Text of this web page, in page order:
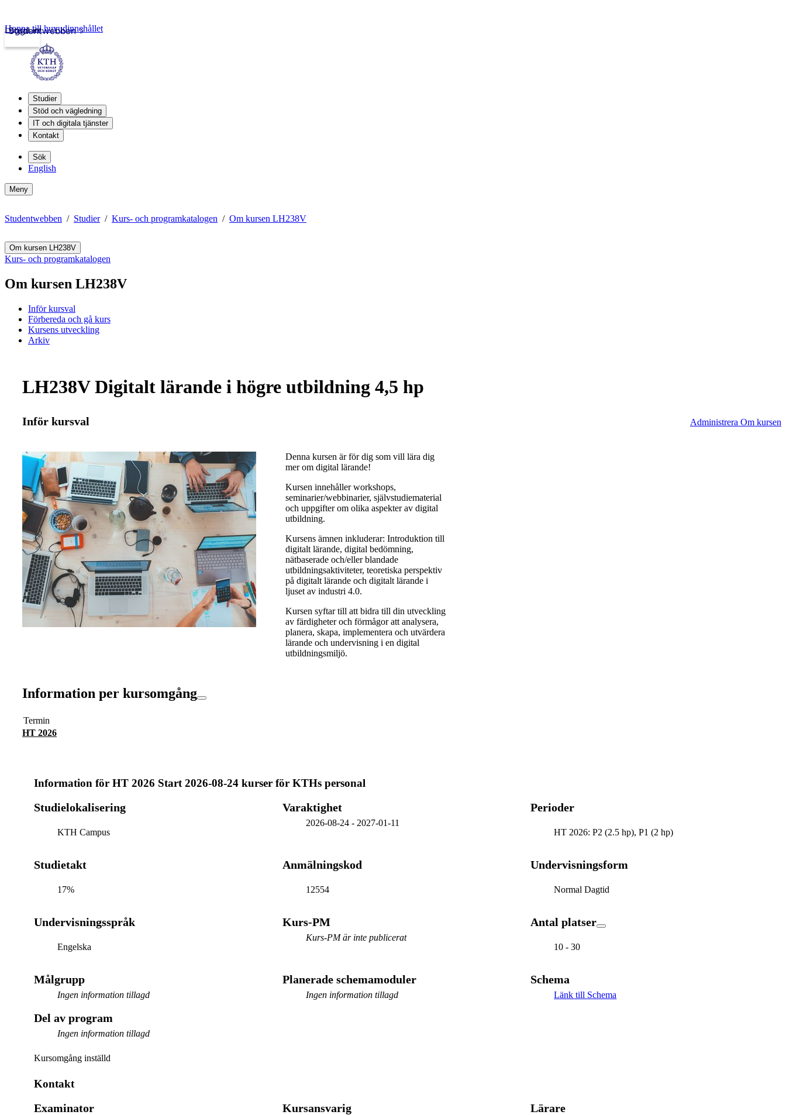
Studentwebben
Logga in
Hoppa till huvudinnehållet
Studier
Stöd och vägledning
IT och digitala tjänster
Kontakt
Sök
English
Meny
Studentwebben Studier Kurs- och programkatalogen Om kursen LH238V
Om kursen LH238V
Kurs- och programkatalogen
Om kursen LH238V
Inför kursval
Förbereda och gå kurs
Kursens utveckling
Arkiv
LH238V Digitalt lärande i högre utbildning 4,5 hp
Inför kursval Administrera Om kursen
Denna kursen är för dig som vill lära dig
mer om digital lärande!
Kursen innehåller workshops,
seminarier/webbinarier, självstudiematerial
och uppgifter om olika aspekter av digital
utbildning.
Kursens ämnen inkluderar: Introduktion till
digitalt lärande, digital bedömning,
nätbaserade och/eller blandade
utbildningsaktiviteter, teoretiska perspektiv
på digitalt lärande och digitalt lärande i
ljuset av industri 4.0.
Kursen syftar till att bidra till din utveckling
av färdigheter och förmågor att analysera,
planera, skapa, implementera och utvärdera
lärande och undervisning i en digital
utbildningsmiljö.
Information per kursomgång
Termin
HT 2026
Information för HT 2026 Start 2026-08-24 kurser för KTHs personal
Studielokalisering
KTH Campus
Varaktighet
2026-08-24- 2027-01-11
Perioder
HT 2026: P2 (2.5 hp), P1 (2 hp)
Studietakt
17%
Anmälningskod
12554
Undervisningsform
Normal Dagtid
Undervisningsspråk
Engelska
Kurs-PM
Kurs-PM är inte publicerat
Antal platser
10 - 30
Målgrupp
Ingen information tillagd
Planerade schemamoduler
Ingen information tillagd
Schema
Länk till Schema
Del av program
Ingen information tillagd
Kursomgång inställd
Kontakt
Examinator Kursansvarig Lärare